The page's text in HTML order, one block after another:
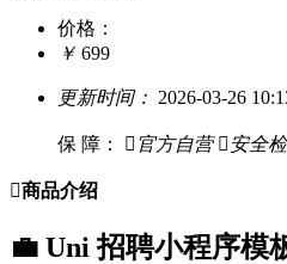
价格：
￥ 699
更新时间： 2026-03-26
保 障：  官方自营  安全
商品介绍
💼 Uni 招聘小程序模